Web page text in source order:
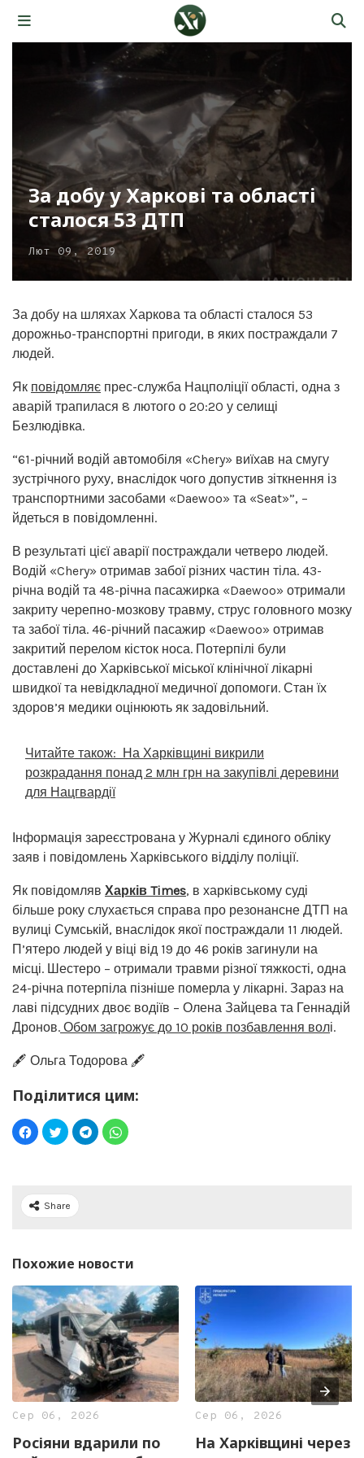
За добу у Харкові та області
сталося 53 ДТП
Лют 09, 2019
За добу на шляхах Харкова та області сталося 53
дорожньо-транспортні пригоди, в яких постраждали 7
людей.
Як повідомляє прес-служба Нацполіції області, одна з
аварій трапилася 8 лютого о 20:20 у селищі
Безлюдівка.
“61-річний водій автомобіля «Chery» виїхав на смугу
зустрічного руху, внаслідок чого допустив зіткнення із
транспортними засобами «Daewoo» та «Seat»”, –
йдеться в повідомленні.
В результаті цієї аварії постраждали четверо людей.
Водій «Chery» отримав забої різних частин тіла. 43-
річна водій та 48-річна пасажирка «Daewoo» отримали
закриту черепно-мозкову травму, струс головного мозку
та забої тіла. 46-річний пасажир «Daewoo» отримав
закритий перелом кісток носа. Потерпілі були
доставлені до Харківської міської клінічної лікарні
швидкої та невідкладної медичної допомоги. Стан їх
здоров’я медики оцінюють як задовільний.
Читайте також: На Харківщині викрили
розкрадання понад 2 млн грн на закупівлі деревини
для Нацгвардії
Інформація зареєстрована у Журналі єдиного обліку
заяв і повідомлень Харківського відділу поліції.
Як повідомляв Харків Times, в харківському суді
більше року слухається справа про резонансне ДТП на
вулиці Сумській, внаслідок якої постраждали 11 людей.
П’ятеро людей у віці від 19 до 46 років загинули на
місці. Шестеро – отримали травми різної тяжкості, одна
24-річна потерпіла пізніше померла у лікарні. Зараз на
лаві підсудних двоє водіїв – Олена Зайцева та Геннадій
Дронов. Обом загрожує до 10 років позбавлення волі.
🖋️ Ольга Тодорова 🖋️
Поділитися цим:
Share
Похожие новости
Сер 06, 2026
Росіяни вдарили по
Сер 06, 2026
На Харківщині через